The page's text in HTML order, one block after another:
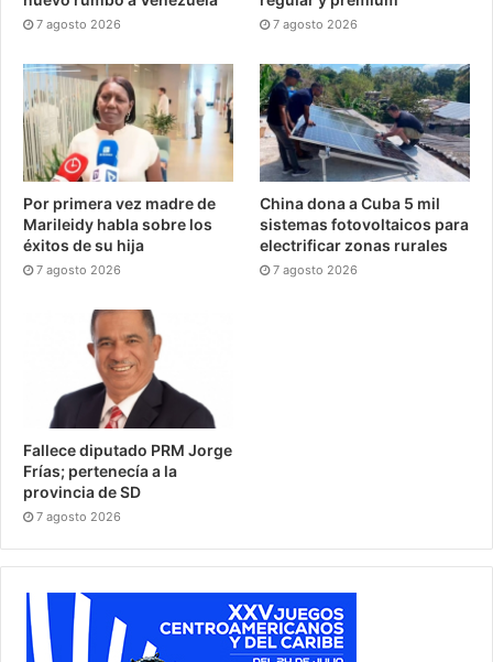
7 agosto 2026 7 agosto 2026
Por primera vez madre de
Marileidy habla sobre los
éxitos de su hija
7 agosto 2026
China dona a Cuba 5 mil
sistemas fotovoltaicos para
electrificar zonas rurales
7 agosto 2026
Fallece diputado PRM Jorge
Frías; pertenecía a la
provincia de SD
7 agosto 2026